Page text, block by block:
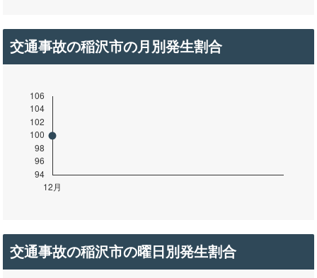
交通事故の稲沢市の月別発生割合
交通事故の稲沢市の曜日別発生割合